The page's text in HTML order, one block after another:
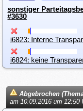
sonstiger
#3630
Abgebrochen
am 10.09.2016 um 12:50